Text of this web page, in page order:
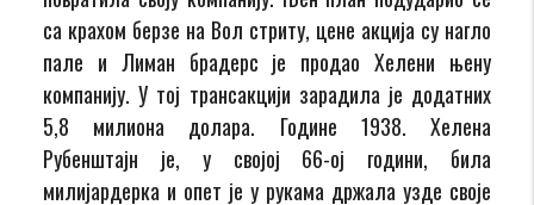
са крахом берзе на Вол стриту, цене акција су нагло
пале и Лиман брадерс је продао Хелени њену
компанију. У тој трансакцији зарадила је додатних
5,8 милиона долара. Године 1938. Хелена
Рубенштајн је, у својој 66-ој години, била
милијардерка и опет је у рукама држала узде своје